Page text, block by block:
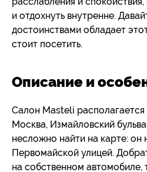
и отдохнуть внутренне.
достоинствами обладает
стоит посетить.
Описание и
Салон Masteli
Москва, Измайловский
несложно найти на карте: он
Первомайской улицей.
на собственном автомобиле,